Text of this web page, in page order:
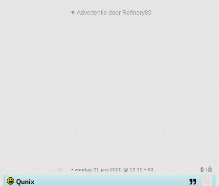
▼ Advertentie door Refinery89
• zondag 21 juni 2020 @ 12:15 • 93
Qunix